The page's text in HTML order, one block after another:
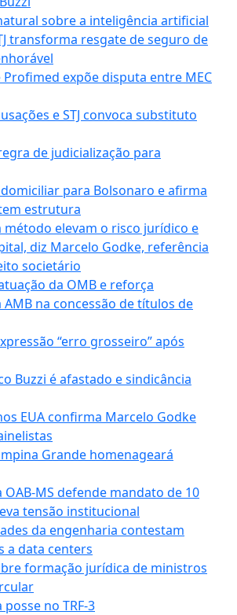
sobre a inteligência artificial
transforma resgate de seguro de
expõe disputa entre MEC
e STJ convoca substituto
de judicialização para
para Bolsonaro e afirma
estrutura
método elevam o risco jurídico e
diz Marcelo Godke, referência
societário
da OMB e reforça
na concessão de títulos de
“erro grosseiro” após
Buzzi é afastado e sindicância
EUA confirma Marcelo Godke
Grande homenageará
MS defende mandato de 10
tensão institucional
da engenharia contestam
a data centers
formação jurídica de ministros
no TRF-3